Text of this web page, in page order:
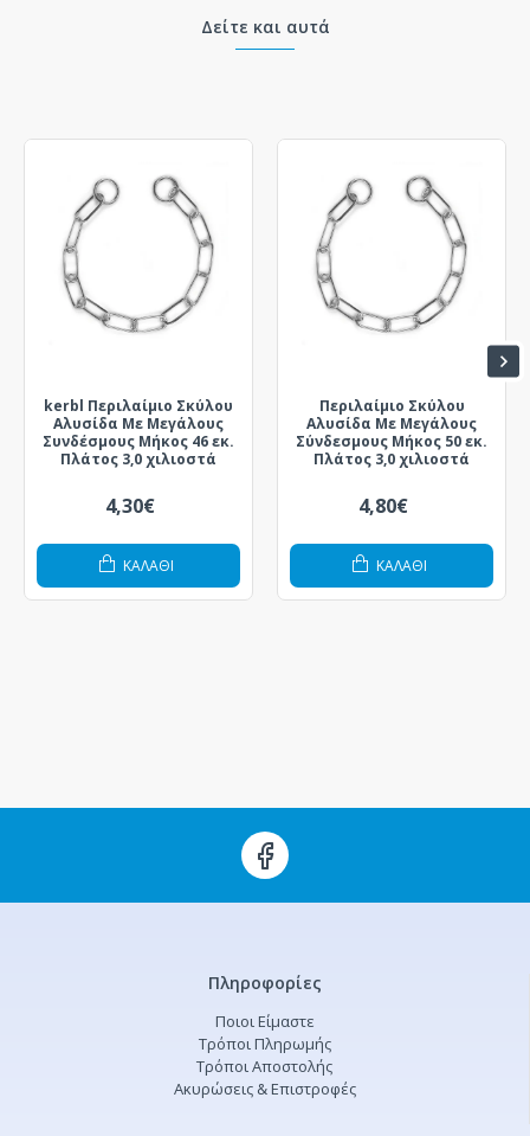
Δείτε και αυτά
kerbl Περιλαίμιο Σκύλου
Αλυσίδα Με Μεγάλους
Συνδέσμους Μήκος 46 εκ.
Πλάτος 3,0 χιλιοστά
4,30€
ΚΑΛΆΘΙ
Περιλαίμιο Σκύλου
Αλυσίδα Με Μεγάλους
Σύνδεσμους Μήκος 50 εκ.
Πλάτος 3,0 χιλιοστά
4,80€
ΚΑΛΆΘΙ
Πληροφορίες
Ποιοι Είμαστε
Τρόποι Πληρωμής
Τρόποι Αποστολής
Ακυρώσεις & Επιστροφές